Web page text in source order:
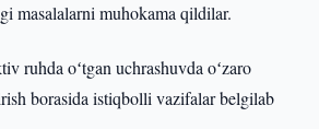
masalalarni muhokama qildilar.
ruhda oʻtgan uchrashuvda oʻzaro
borasida istiqbolli vazifalar belgilab